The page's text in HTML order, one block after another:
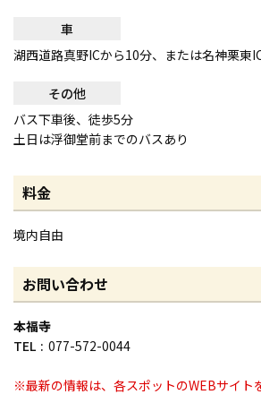
車
湖西道路真野ICから10分、または名神栗東
その他
バス下車後、徒歩5分
土日は浮御堂前までのバスあり
料金
境内自由
お問い合わせ
本福寺
TEL
077-572-0044
※最新の情報は、各スポットのWEBサイト